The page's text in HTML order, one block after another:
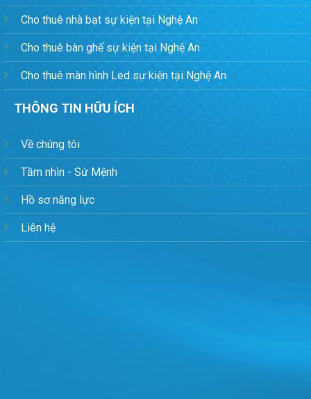
Cho thuê nhà bạt sự kiện tại Nghệ An
Cho thuê bàn ghế sự kiện tại Nghệ An
Cho thuê màn hình Led sự kiện tại Nghệ An
THÔNG TIN HỮU ÍCH
Về chúng tôi
Tầm nhìn - Sứ Mệnh
Hồ sơ năng lực
Liên hệ